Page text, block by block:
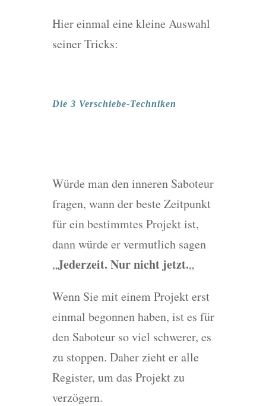
Hier einmal eine kleine Auswahl
seiner Tricks:
Die 3 Verschiebe-Techniken
Würde man den inneren Saboteur
fragen, wann der beste Zeitpunkt
für ein bestimmtes Projekt ist,
dann würde er vermutlich sagen
„Jederzeit. Nur nicht jetzt.„
Wenn Sie mit einem Projekt erst
einmal begonnen haben, ist es für
den Saboteur so viel schwerer, es
zu stoppen. Daher zieht er alle
Register, um das Projekt zu
verzögern.